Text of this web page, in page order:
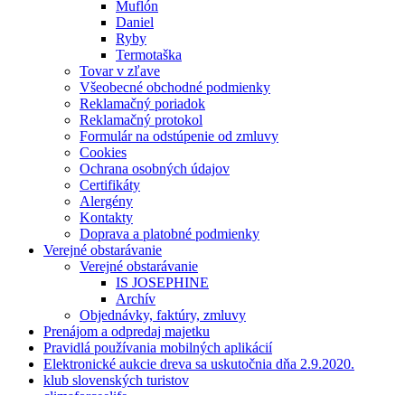
Muflón
Daniel
Ryby
Termotaška
Tovar v zľave
Všeobecné obchodné podmienky
Reklamačný poriadok
Reklamačný protokol
Formulár na odstúpenie od zmluvy
Cookies
Ochrana osobných údajov
Certifikáty
Alergény
Kontakty
Doprava a platobné podmienky
Verejné obstarávanie
Verejné obstarávanie
IS JOSEPHINE
Archív
Objednávky, faktúry, zmluvy
Prenájom a odpredaj majetku
Pravidlá používania mobilných aplikácií
Elektronické aukcie dreva sa uskutočnia dňa 2.9.2020.
klub slovenských turistov